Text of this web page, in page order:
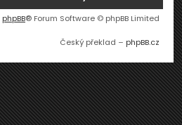
phpBB® Forum Software © phpBB Limited
Český překlad – phpBB.cz